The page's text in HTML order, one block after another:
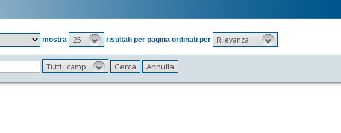
mostra
25 risultati per pagina ordinati per Rilevanza
Tutti i campi